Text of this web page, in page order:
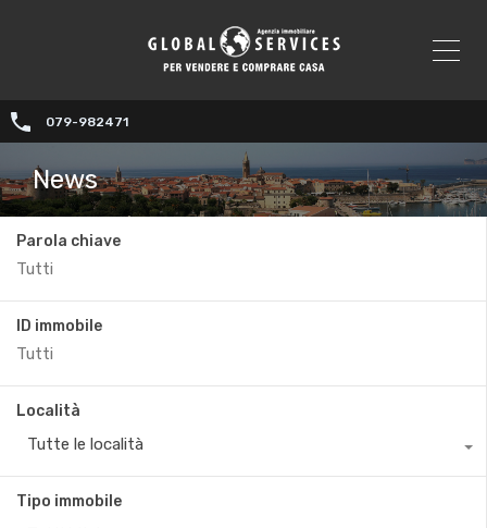
079-982471
News
Parola chiave
ID immobile
Località
Tutte le località
Tipo immobile